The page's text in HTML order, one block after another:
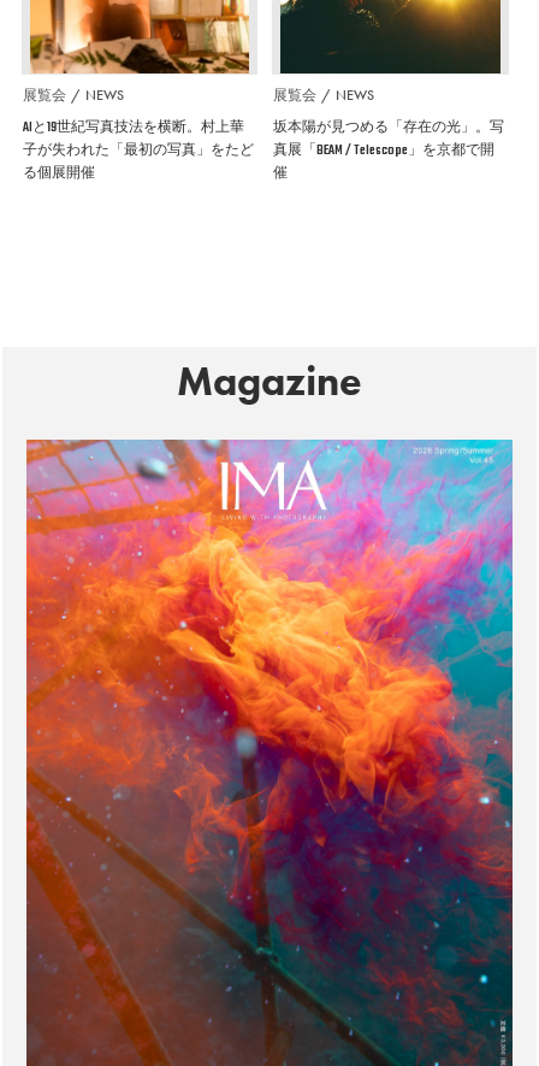
展覧会 NEWS
AIと19世紀写真技法を横断。村上華
子が失われた「最初の写真」をたど
る個展開催
展覧会 NEWS
坂本陽が見つめる「存在の光」。写
真展「BEAM / Telescope」を京都で開
催
Magazine